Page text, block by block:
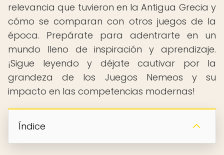
relevancia que tuvieron en la Antigua Grecia y
cómo se comparan con otros juegos de la
época. Prepárate para adentrarte en un
mundo lleno de inspiración y aprendizaje.
¡Sigue leyendo y déjate cautivar por la
grandeza de los Juegos Nemeos y su
impacto en las competencias modernas!
Índice